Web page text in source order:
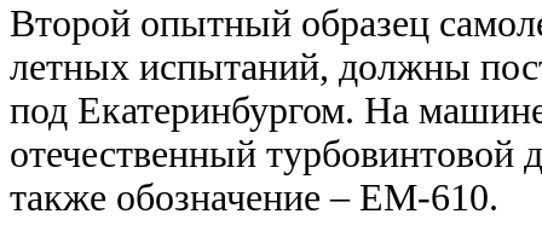
Второй опытный образец
летных испытаний, должны
под Екатеринбургом. На
отечественный
также обозначение – ЕМ-610.